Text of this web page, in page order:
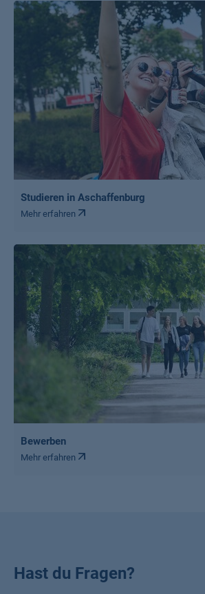
Studieren in Aschaffenburg
Mehr erfahren
Bewerben
Mehr erfahren
Hast du Fragen?